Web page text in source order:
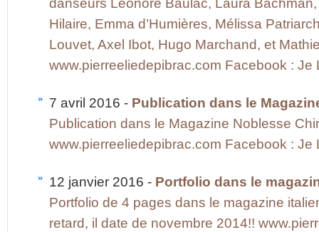
danseurs Léonore Baulac, Laura
Hilaire, Emma d’Humières, Mélissa
Louvet, Axel Ibot, Hugo Marchand, et
www.pierreeliedepibrac.com Facebook :
7 avril 2016 - Publication dans le
Publication dans le Magazine Noblesse
www.pierreeliedepibrac.com Facebook : Je
12 janvier 2016 - Portfolio dans le
Portfolio de 4 pages dans le magazine
retard, il date de novembre 2014!!